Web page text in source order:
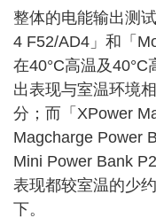
整体的电能输出测
4 F52/AD4」和「
在40°C高温及
出表现与室温环境
分；而「XPower
Magcharge Power
Mini Power Bank
表现都较室温的少
下。